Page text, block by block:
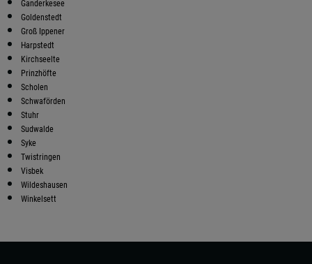
Ganderkesee
Goldenstedt
Groß Ippener
Harpstedt
Kirchseelte
Prinzhöfte
Scholen
Schwaförden
Stuhr
Sudwalde
Syke
Twistringen
Visbek
Wildeshausen
Winkelsett